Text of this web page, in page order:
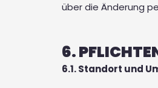
über die Änderung
6.
6.1. Standort und